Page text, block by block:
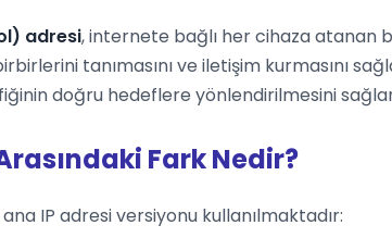
adresi, internete bağlı her cihaza atanan
tanımasını ve iletişim kurmasını
doğru hedeflere yönlendirilmesini
Fark Nedir?
IP adresi versiyonu kullanılmaktadır: